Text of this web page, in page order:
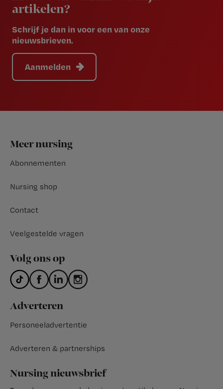
artikelen?
Schrijf je dan in voor een van onze
nieuwsbrieven.
Aanmelden
Footer
Meer nursing
Abonnementen
Nursing shop
Contact
Veelgestelde vragen
Volg ons op
Adverteren
Personeeladvertentie
Adverteren & partnerships
Nursing nieuwsbrief